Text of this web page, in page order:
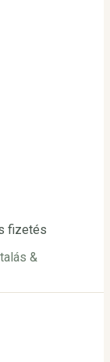
fizetés
&